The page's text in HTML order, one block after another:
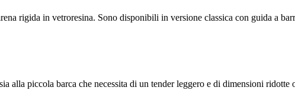
rigida in vetroresina. Sono disponibili in versione classica con guida a
alla piccola barca che necessita di un tender leggero e di dimensioni ridotte